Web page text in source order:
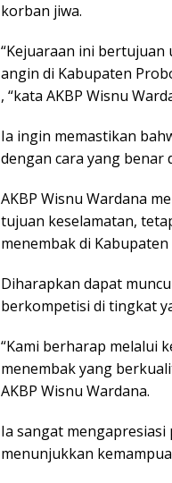
korban jiwa.
“Kejuaraan ini
angin di Kabupaten
, “kata AKBP Wisnu
Ia ingin memastikan
dengan cara yang benar
AKBP Wisnu Wardana
tujuan keselamatan,
menembak di
Diharapkan dapat
berkompetisi di tingkat
“Kami berharap melalui
menembak yang
AKBP Wisnu Wardana.
Ia sangat
menunjukkan